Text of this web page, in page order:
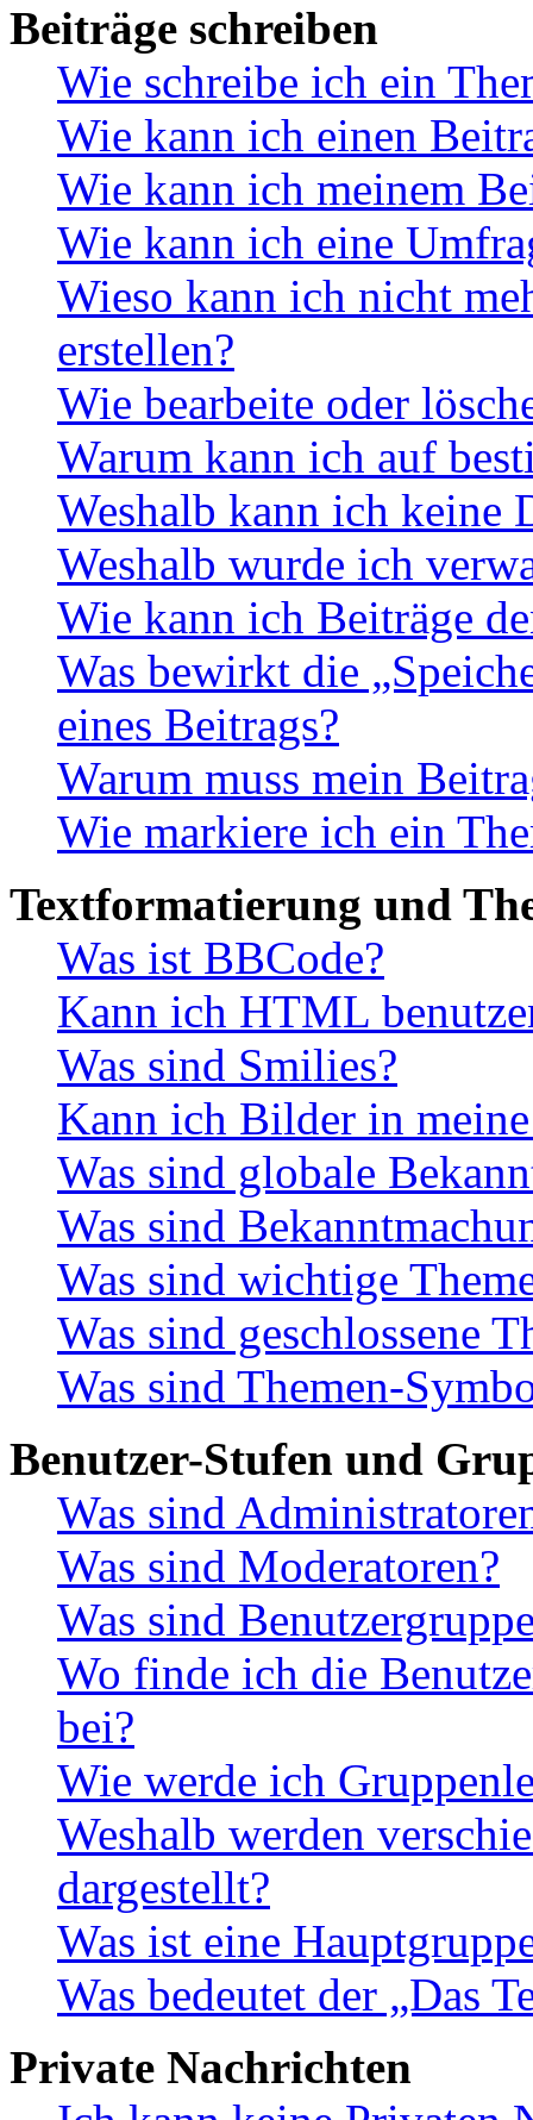
Beiträge schreiben
Wie schreibe ich ein
Wie kann ich einen
Wie kann ich meinem
Wie kann ich eine
Wieso kann ich nicht
erstellen?
Wie bearbeite oder
Warum kann ich auf
Weshalb kann ich keine
Weshalb wurde ich
Wie kann ich Beiträge
Was bewirkt die
eines Beitrags?
Warum muss mein
Wie markiere ich ein
Textformatierung und
Was ist BBCode?
Kann ich HTML
Was sind Smilies?
Kann ich Bilder in
Was sind globale
Was sind
Was sind wichtige
Was sind geschlossene
Was sind Themen-
Benutzer-Stufen und
Was sind
Was sind Moderatoren?
Was sind
Wo finde ich die
bei?
Wie werde ich
Weshalb werden
dargestellt?
Was ist eine
Was bedeutet der „Das
Private Nachrichten